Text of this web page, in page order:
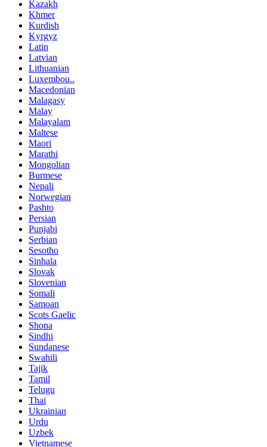
Kazakh
Khmer
Kurdish
Kyrgyz
Latin
Latvian
Lithuanian
Luxembou..
Macedonian
Malagasy
Malay
Malayalam
Maltese
Maori
Marathi
Mongolian
Burmese
Nepali
Norwegian
Pashto
Persian
Punjabi
Serbian
Sesotho
Sinhala
Slovak
Slovenian
Somali
Samoan
Scots Gaelic
Shona
Sindhi
Sundanese
Swahili
Tajik
Tamil
Telugu
Thai
Ukrainian
Urdu
Uzbek
Vietnamese